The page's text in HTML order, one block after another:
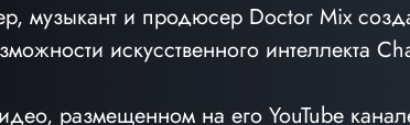
музыкант и продюсер Doctor Mix
искусственного интеллекта
размещенном на его YouTube